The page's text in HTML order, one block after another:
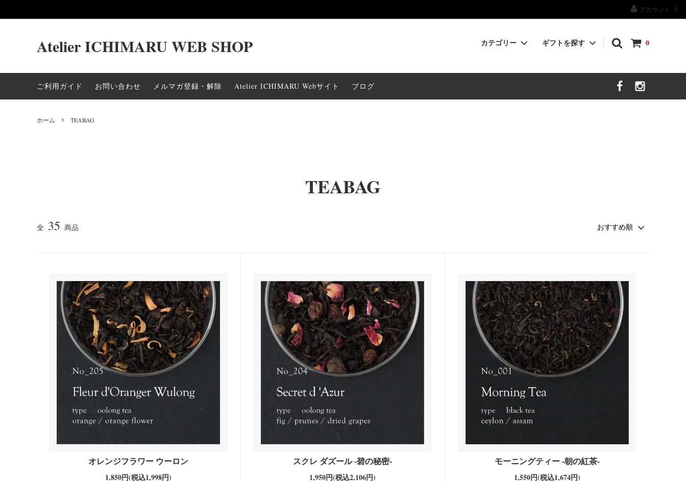
アカウント
Atelier ICHIMARU WEB SHOP 0
カテゴリー
茶器
ギフトを探す
ギフト〜6000yen
ギフト〜8000yen ギフト〜1000yen ギフト〜12000yen
ご利用ガイド お問い合わせ メルマガ登録・解除 Atelier ICHIMARU Webサイト ブログ
ホーム TEABAG
TEABAG
全 35 商品
オレンジフラワー ウーロン
1,850円(税込1,998円)
スクレ ダズール -碧の秘密-
1,950円(税込2,106円)
モーニングティー -朝の紅茶-
1,550円(税込1,674円)